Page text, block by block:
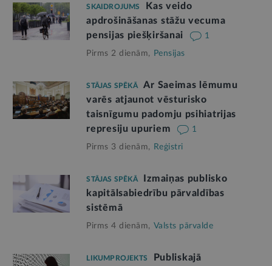
SKAIDROJUMS
Kas veido
apdrošināšanas stāžu vecuma
pensijas piešķiršanai
1
Pirms 2 dienām, Pensijas
STĀJAS SPĒKĀ
Ar Saeimas lēmumu
varēs atjaunot vēsturisko
taisnīgumu padomju psihiatrijas
represiju upuriem
1
Pirms 3 dienām, Reģistri
STĀJAS SPĒKĀ
Izmaiņas publisko
kapitālsabiedrību pārvaldības
sistēmā
Pirms 4 dienām, Valsts pārvalde
LIKUMPROJEKTS
Publiskajā